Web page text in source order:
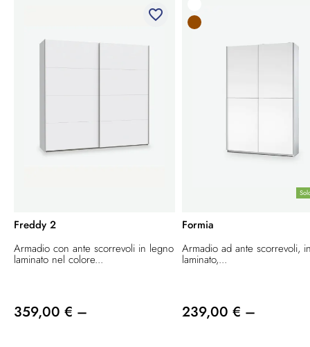
favorite_border
Freddy 2
Armadio con ante scorrevoli in legno
laminato nel colore...
359,00 € –
Formia
Armadio ad ante scorrevoli,
laminato,...
239,00 € –